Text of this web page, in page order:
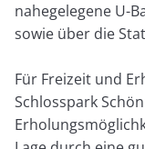
nahegelegene U-
sowie über die
Für Freizeit und
Schlosspark